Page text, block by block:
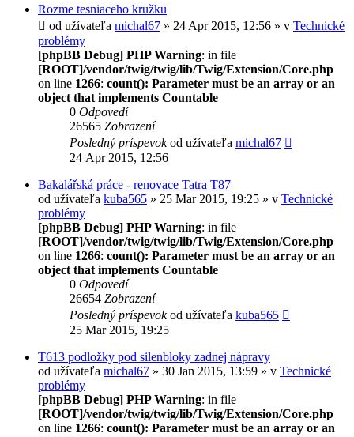
Rozme tesniaceho kružku
od užívateľa michal67 » 24 Apr 2015, 12:56 » v Technické
problémy
[phpBB Debug] PHP Warning: in file
[ROOT]/vendor/twig/twig/lib/Twig/Extension/Core.php
on line 1266: count(): Parameter must be an array or an
object that implements Countable
0 Odpovedí
26565 Zobrazení
Posledný príspevokod užívateľa michal67
24 Apr 2015, 12:56
Bakalářská práce - renovace Tatra T87
od užívateľa kuba565 » 25 Mar 2015, 19:25 » v Technické
problémy
[phpBB Debug] PHP Warning: in file
[ROOT]/vendor/twig/twig/lib/Twig/Extension/Core.php
on line 1266: count(): Parameter must be an array or an
object that implements Countable
0 Odpovedí
26654 Zobrazení
Posledný príspevokod užívateľa kuba565
25 Mar 2015, 19:25
T613 podložky pod silenbloky zadnej nápravy
od užívateľa michal67 » 30 Jan 2015, 13:59 » v Technické
problémy
[phpBB Debug] PHP Warning: in file
[ROOT]/vendor/twig/twig/lib/Twig/Extension/Core.php
on line 1266: count(): Parameter must be an array or an